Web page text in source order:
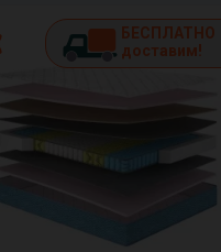
БЕСПЛАТНО
доставим!